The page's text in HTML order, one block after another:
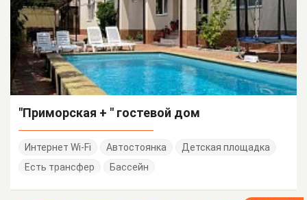
"Приморская + " гостевой дом
Интернет Wi-Fi Автостоянка
Детская площадка
Есть трансфер
Бассейн